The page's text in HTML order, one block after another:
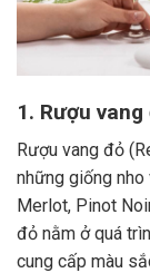
1. Rượu
Rượu vang đỏ
những giống nho
Merlot, Pinot
đỏ nằm ở quá
cung cấp màu